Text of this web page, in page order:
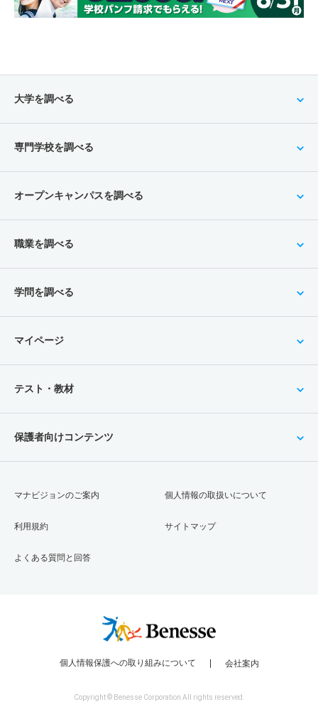
大学を調べる
専門学校を調べる
オープンキャンパスを調べる
職業を調べる
学問を調べる
マイページ
テスト・教材
保護者向けコンテンツ
マナビジョンのご案内
利用規約
よくある質問と回答
個人情報の取扱いについて
サイトマップ
個人情報保護への取り組みについて 会社案内
Copyright © Benesse Corporation All rights reserved.